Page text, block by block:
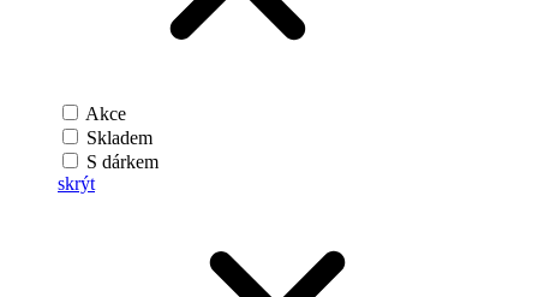
Akce
Skladem
S dárkem
skrýt